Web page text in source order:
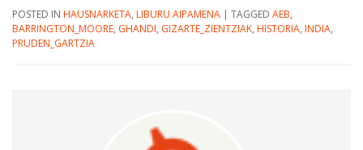
POSTED IN HAUSNARKETA, LIBURU AIPAMENA | TAGGED AEB,
BARRINGTON_MOORE, GHANDI, GIZARTE_ZIENTZIAK, HISTORIA, INDIA,
PRUDEN_GARTZIA